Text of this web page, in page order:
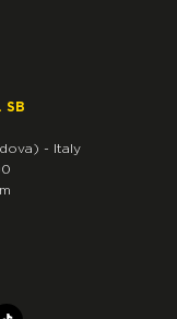
SB
- Italy